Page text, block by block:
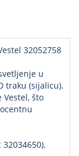
32052758
u
traku (sijalicu).
što